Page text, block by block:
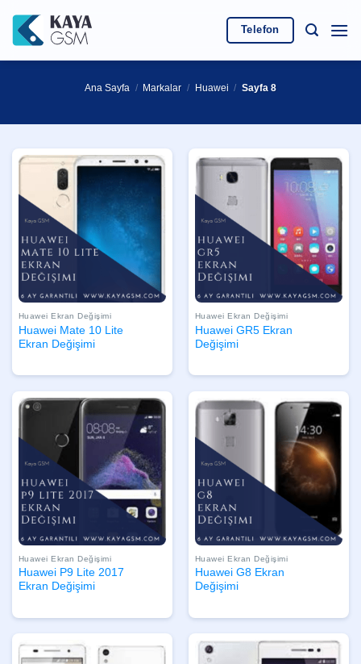
atla
Telefon
Ana Sayfa / Markalar / Huawei / Sayfa 8
Huawei Ekran Değişimi
Huawei Mate 10 Lite
Ekran Değişimi
Huawei Ekran Değişimi
Huawei GR5 Ekran
Değişimi
Huawei Ekran Değişimi
Huawei P9 Lite 2017
Ekran Değişimi
Huawei Ekran Değişimi
Huawei G8 Ekran
Değişimi